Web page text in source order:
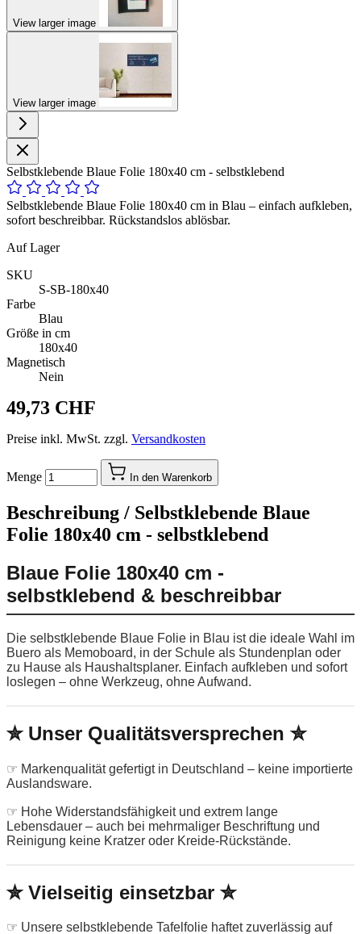
View larger image
View larger image
Selbstklebende Blaue Folie 180x40 cm - selbstklebend
Selbstklebende Blaue Folie 180x40 cm in Blau – einfach aufkleben,
sofort beschreibbar. Rückstandslos ablösbar.
Auf Lager
SKU
S-SB-180x40
Farbe
Blau
Größe in cm
180x40
Magnetisch
Nein
49,73 CHF
Preise inkl. MwSt. zzgl. Versandkosten
Menge In den Warenkorb
Beschreibung / Selbstklebende Blaue
Folie 180x40 cm - selbstklebend
Blaue Folie 180x40 cm -
selbstklebend & beschreibbar
Die selbstklebende Blaue Folie in Blau ist die ideale Wahl im
Buero als Memoboard, in der Schule als Stundenplan oder
zu Hause als Haushaltsplaner. Einfach aufkleben und sofort
loslegen – ohne Werkzeug, ohne Aufwand.
✮ Unser Qualitätsversprechen ✮
☞ Markenqualität gefertigt in Deutschland – keine importierte
Auslandsware.
☞ Hohe Widerstandsfähigkeit und extrem lange
Lebensdauer – auch bei mehrmaliger Beschriftung und
Reinigung keine Kratzer oder Kreide-Rückstände.
✮ Vielseitig einsetzbar ✮
☞ Unsere selbstklebende Tafelfolie haftet zuverlässig auf